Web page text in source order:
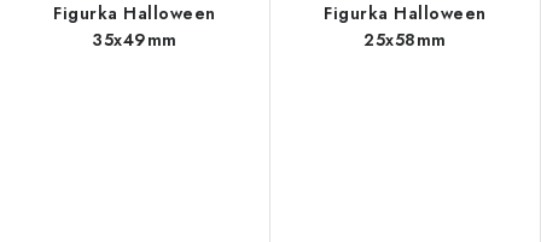
Figurka Halloween
35x49mm
Figurka Halloween
25x58mm